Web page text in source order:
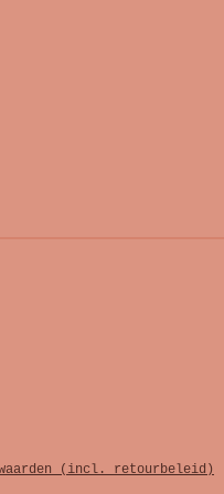
(incl. retourbeleid)